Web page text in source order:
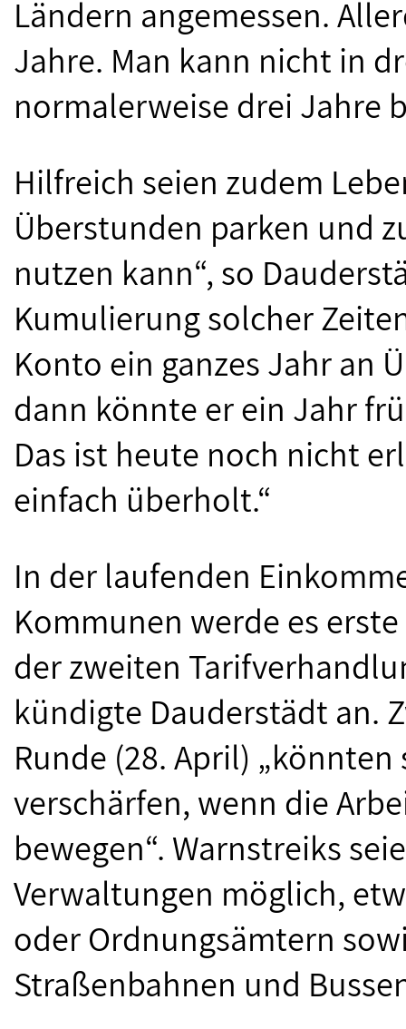
Ländern angemessen.
Jahre. Man kann nicht in
normalerweise drei Jahre
Hilfreich seien zudem
Überstunden parken und
nutzen kann“, so
Kumulierung solcher
Konto ein ganzes Jahr an
dann könnte er ein Jahr
Das ist heute noch nicht
einfach überholt.“
In der laufenden
Kommunen werde es
der zweiten
kündigte Dauderstädt an.
Runde (28. April)
verschärfen, wenn die
bewegen“. Warnstreiks
Verwaltungen möglich,
oder Ordnungsämtern
Straßenbahnen und